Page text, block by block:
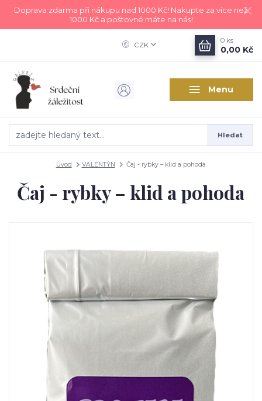
Doprava zdarma při nákupu nad 1000 Kč! Nakupte za více než
1000 Kč a poštovné máte na nás!
Menu
CZK
Hledat
0 ks
0,00 Kč
Úvod VALENTÝN Čaj - rybky – klid a pohoda
Čaj - rybky – klid a pohoda